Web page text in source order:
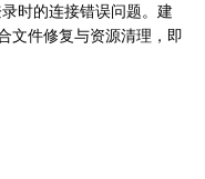
时的连接错误问题。建
文件修复与资源清理，即